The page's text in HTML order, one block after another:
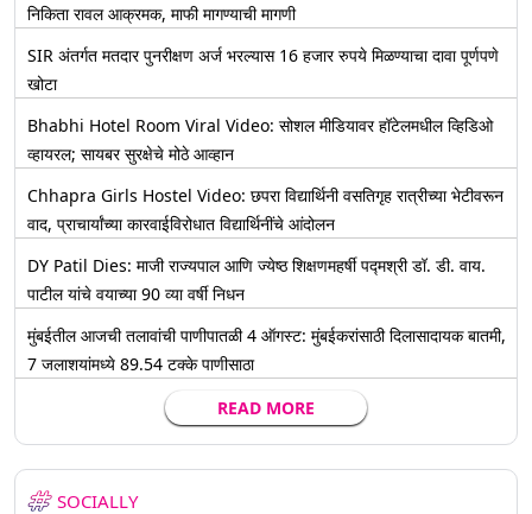
निकिता रावल आक्रमक, माफी मागण्याची मागणी
SIR अंतर्गत मतदार पुनरीक्षण अर्ज भरल्यास 16 हजार रुपये मिळण्याचा दावा पूर्णपणे
खोटा
Bhabhi Hotel Room Viral Video: सोशल मीडियावर हॉटेलमधील व्हिडिओ
व्हायरल; सायबर सुरक्षेचे मोठे आव्हान
Chhapra Girls Hostel Video: छपरा विद्यार्थिनी वसतिगृह रात्रीच्या भेटीवरून
वाद, प्राचार्यांच्या कारवाईविरोधात विद्यार्थिनींचे आंदोलन
DY Patil Dies: माजी राज्यपाल आणि ज्येष्ठ शिक्षणमहर्षी पद्मश्री डॉ. डी. वाय.
पाटील यांचे वयाच्या 90 व्या वर्षी निधन
मुंबईतील आजची तलावांची पाणीपातळी 4 ऑगस्ट: मुंबईकरांसाठी दिलासादायक बातमी,
7 जलाशयांमध्ये 89.54 टक्के पाणीसाठा
READ MORE
SOCIALLY